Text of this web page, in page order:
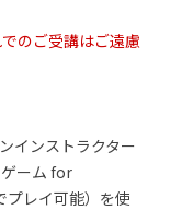
のご受講はご遠慮
インストラクター
ーム for
レイ可能）を使